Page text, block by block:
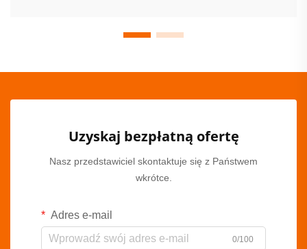
Uzyskaj bezpłatną ofertę
Nasz przedstawiciel skontaktuje się z Państwem
wkrótce.
Adres e-mail
0/100